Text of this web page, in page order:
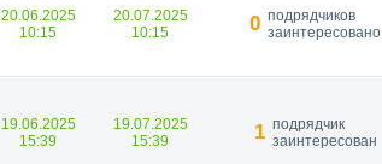
20.06.2025
10:15
20.07.2025
10:15
0 подрядчиков
заинтересовано
19.06.2025
15:39
19.07.2025
15:39
1 подрядчик
заинтересован